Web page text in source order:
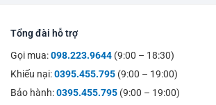
Tổng đài hỗ trợ
Gọi mua:098.223.9644 (9:00 – 18:30)
Khiếu nại:0395.455.795 (9:00 – 19:00)
Bảo hành:0395.455.795 (9:00 – 19:00)